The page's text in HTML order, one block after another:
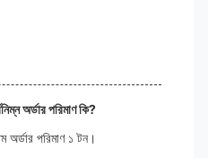
অর্ডার পরিমাণ কি?
অর্ডার পরিমাণ ১ টন।